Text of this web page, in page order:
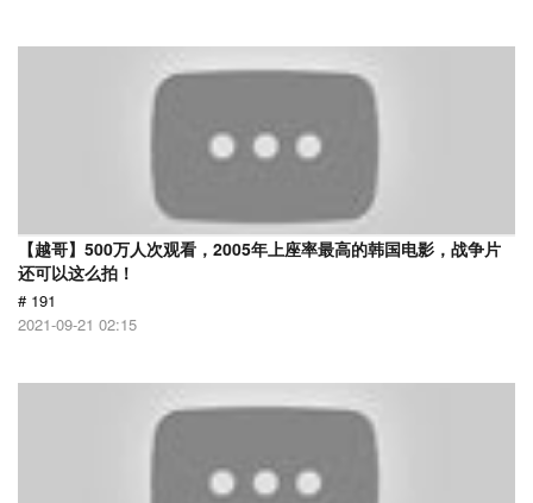
【越哥】500万人次观看，2005年上座率最高的韩国电影，战争片
还可以这么拍！
# 191
2021-09-21 02:15